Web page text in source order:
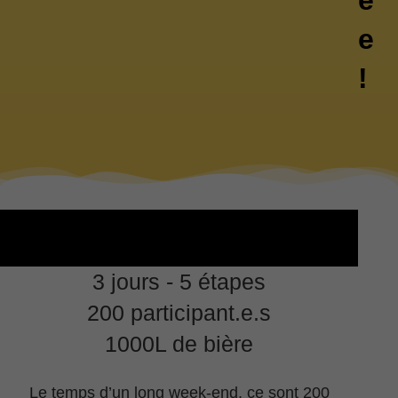
e
!
3 jours - 5 étapes
200 participant.e.s
1000L de bière
Le temps d’un long week-end, ce sont 200